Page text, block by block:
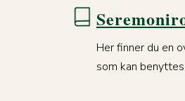
Her finner du en
som kan